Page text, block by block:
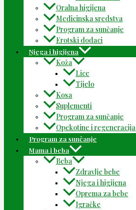
Oralna higijena
Medicinska sredstva
Program za sunčanje
Erotski dodaci
Njega i higijena
Koža
Lice
Tijelo
Kosa
Suplementi
Program za sunčanje
Opekotine i regeneracija
Program za sunčanje
Mama i beba
Beba
Zdravlje bebe
Njega i higijena
Oprema za bebe
Igračke